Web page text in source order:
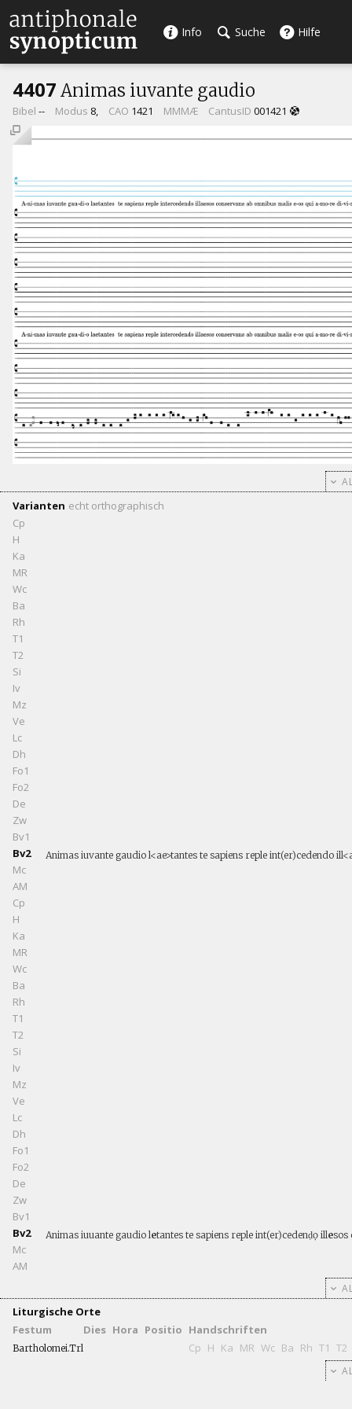
Info Suche Hilfe
4407 Animas iuvante gaudio
Bibel -- Modus 8, CAO 1421 MMMÆ CantusID 001421
Varianten echt orthographisch
Cp
H
Ka
MR
Wc
Ba
Rh
T1
T2
Si
Iv
Mz
Ve
Lc
Dh
Fo1
Fo2
De
Zw
Bv1
Bv2
Animas iuvante gaudio l<ae>tantes te sapiens reple int(er)cedendo
Mc
AM
Cp
H
Ka
MR
Wc
Ba
Rh
T1
T2
Si
Iv
Mz
Ve
Lc
Dh
Fo1
Fo2
De
Zw
Bv1
Bv2
Animas iuuante gaudio l etantes te sapiens reple int(er)cedenḍọ ill esos
Mc
AM
Liturgische Orte
Festum
Dies Hora Positio Handschriften
Bartholomei.Trl Cp H Ka MR Wc Ba Rh T1 T2